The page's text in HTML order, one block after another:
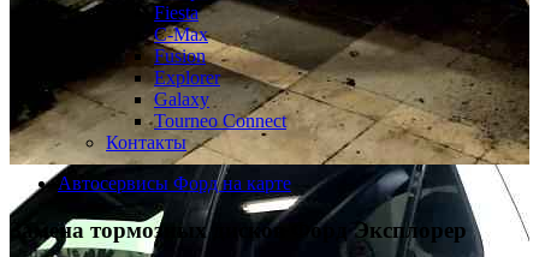
Fiesta
C-Max
Fusion
Explorer
Galaxy
Tourneo Connect
Контакты
Автосервисы Форд на карте
Замена тормозных дисков Форд Эксплорер